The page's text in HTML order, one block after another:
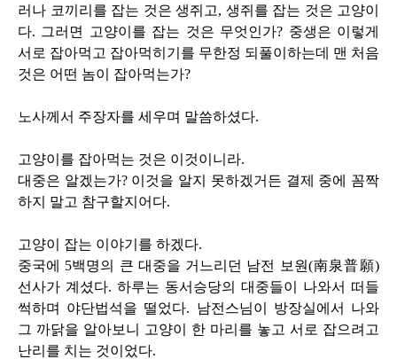
러나 코끼리를 잡는 것은 생쥐고, 생쥐를 잡는 것은 고양이
다. 그러면 고양이를 잡는 것은 무엇인가? 중생은 이렇게
서로 잡아먹고 잡아먹히기를 무한정 되풀이하는데 맨 처음
것은 어떤 놈이 잡아먹는가?
노사께서 주장자를 세우며 말씀하셨다.
고양이를 잡아먹는 것은 이것이니라.
대중은 알겠는가? 이것을 알지 못하겠거든 결제 중에 꼼짝
하지 말고 참구할지어다.
고양이 잡는 이야기를 하겠다.
중국에
5백명의 큰 대중을 거느리던 남전 보원(南泉普願)
선사가 계셨다. 하루는 동서승당의 대중들이 나와서 떠들
썩하며 야단법석을 떨었다. 남전스님이 방장실에서 나와
그 까닭을 알아보니 고양이 한 마리를 놓고 서로 잡으려고
난리를 치는 것이었다.